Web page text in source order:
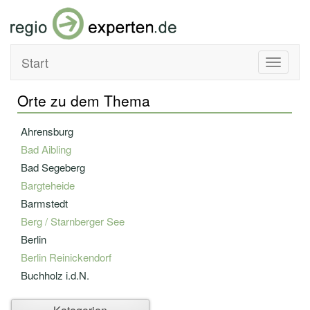
Toggle
Start
Orte zu dem Thema
Ahrensburg
Bad Aibling
Bad Segeberg
Bargteheide
Barmstedt
Berg / Starnberger See
Berlin
Berlin Reinickendorf
Buchholz i.d.N.